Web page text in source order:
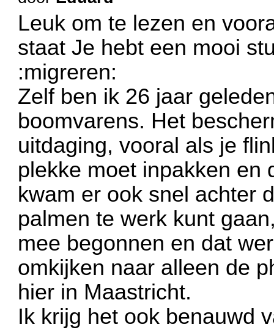
Leuk om te lezen en
staatJe hebt een mooi
:migreren:
Zelf ben ik 26 jaar
boomvarens. Het
uitdaging, vooral als je
plekke moet inpakken en
kwam er ook snel achter
palmen te werk kunt
mee begonnen en dat
omkijken naar alleen de
hier in Maastricht.
Ik krijg het ook benauwd